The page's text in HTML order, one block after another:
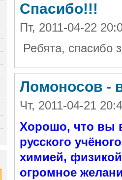
Спасибо!!!
Пт, 2011-04-22
Ребята,
Ломоносов -
Чт, 2011-04-21
Хорошо, что вы
русского
химией,
огромное